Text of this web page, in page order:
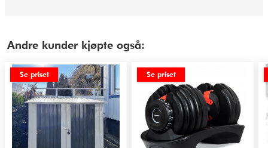
Andre kunder kjøpte også:
Se priset Se priset